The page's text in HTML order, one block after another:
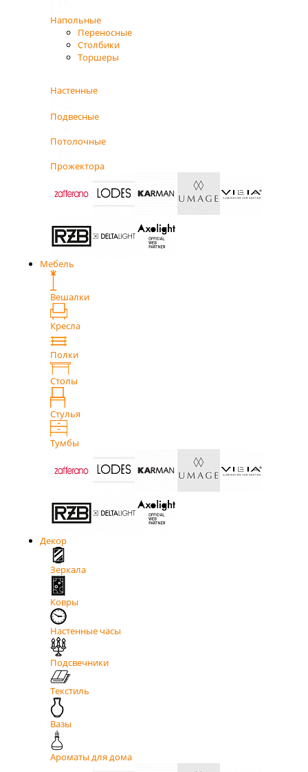
Напольные
Переносные
Столбики
Торшеры
Настенные
Подвесные
Потолочные
Прожектора
Мебель
Вешалки
Кресла
Полки
Столы
Стулья
Тумбы
Декор
Зеркала
Ковры
Настенные часы
Подсвечники
Текстиль
Вазы
Ароматы для дома